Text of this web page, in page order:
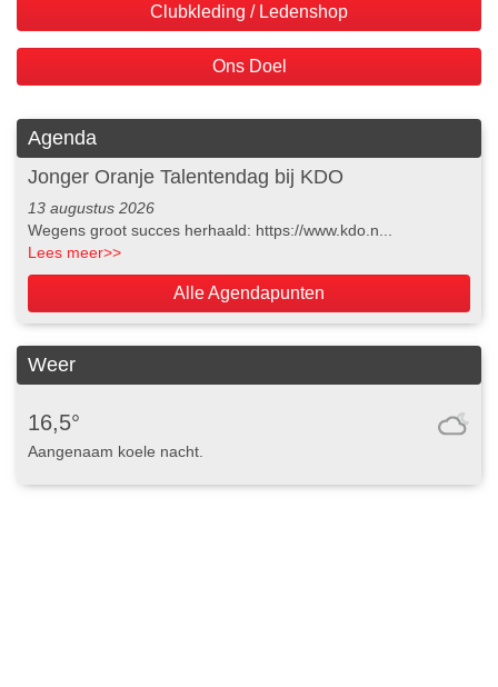
Clubkleding / Ledenshop
Ons Doel
Agenda
Jonger Oranje Talentendag bij KDO
13 augustus 2026
Wegens groot succes herhaald: https://www.kdo.n...
Lees meer>>
Alle Agendapunten
Weer
16,5°
Aangenaam koele nacht